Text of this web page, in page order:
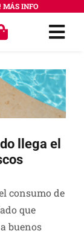
MÁS INFO
VINOS
llega el
consumo de
que
buenos